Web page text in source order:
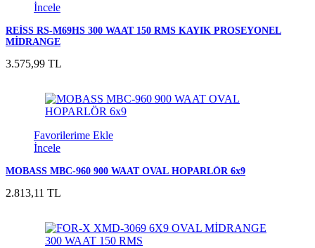
İncele
REİSS RS-M69HS 300 WAAT 150 RMS KAYIK PROSEYONEL
MİDRANGE
3.575,99 TL
Favorilerime Ekle
İncele
MOBASS MBC-960 900 WAAT OVAL HOPARLÖR 6x9
2.813,11 TL